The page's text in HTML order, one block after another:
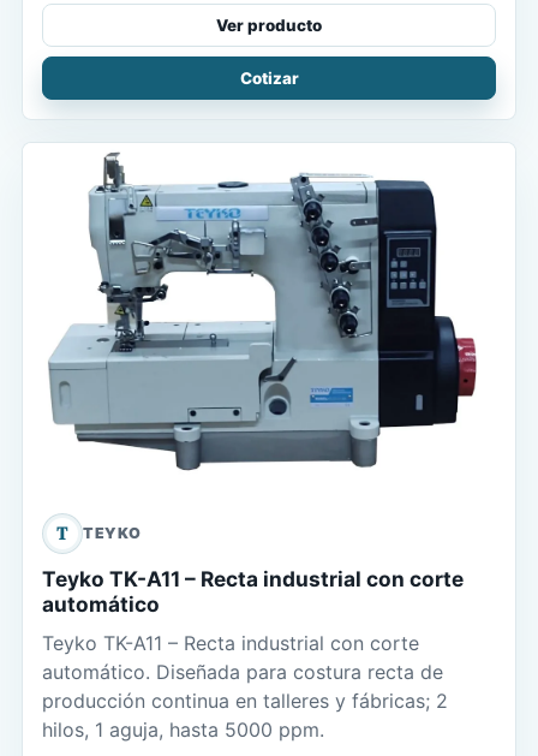
Ver producto
Cotizar
T TEYKO
Teyko TK-A11 – Recta industrial con corte
automático
Teyko TK-A11 – Recta industrial con corte
automático. Diseñada para costura recta de
producción continua en talleres y fábricas; 2
hilos, 1 aguja, hasta 5000 ppm.